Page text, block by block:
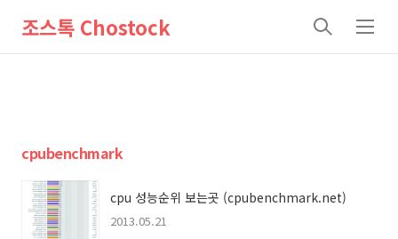
조스톡 Chostock
검
메
cpubenchmark
cpu 성능순위 보는곳 (cpubenchmark.net)
2013.05.21